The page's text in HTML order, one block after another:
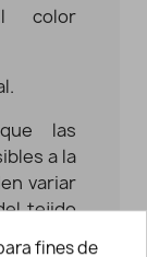
color
las
a la
variar
tejido
fines de